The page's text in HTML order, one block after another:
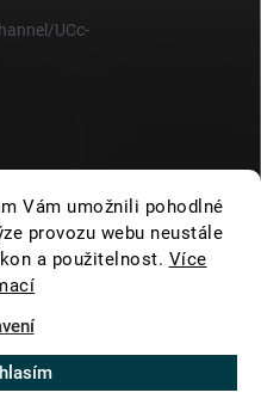
Vám umožnili pohodlné
provozu webu neustále
a použitelnost. Více
UCc-
Shoptet
práva vyhrazena.